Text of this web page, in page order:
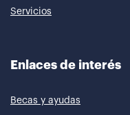
Servicios
Enlaces de interés
Becas y ayudas